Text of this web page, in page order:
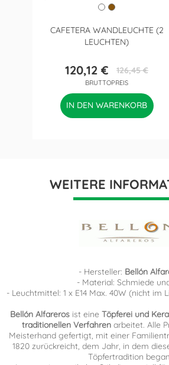
CAFETERA WANDLEUCHTE (2
LEUCHTEN)
Preis
120,12 €Verkaufspreis
126,45 €
BRUTTOPREIS
IN DEN WARENKORB
WEITERE
- Hersteller: Bellón
- Material: Schmiede
- Leuchtmittel: 1 x E14 Max. 40W (nicht im
Bellón Alfareros ist eine Töpferei und
traditionellen Verfahren arbeitet. Alle
Meisterhand gefertigt, mit einer
1820 zurückreicht, dem Jahr, in dem
Töpfertradition